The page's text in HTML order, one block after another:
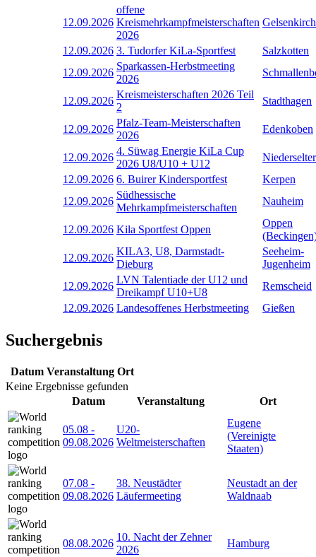
12.09.2026
offene
Kreismehrkampfmeisterschaften
2026
12.09.2026 3. Tudorfer KiLa-Sportfest
Salzkotten
12.09.2026
Sparkassen-Herbstmeeting
2026
12.09.2026
Kreismeisterschaften 2026 Teil
2
Stadthagen
12.09.2026
Pfalz-Team-Meisterschaften
2026
Edenkoben
12.09.2026
4. Süwag Energie KiLa Cup
2026 U8/U10 + U12
12.09.2026 6. Buirer Kindersportfest
Kerpen
12.09.2026
Südhessische
Mehrkampfmeisterschaften
Nauheim
12.09.2026 Kila Sportfest Oppen
Oppen
12.09.2026
KILA3, U8, Darmstadt-
Dieburg
Seeheim-
Jugenheim
12.09.2026
LVN Talentiade der U12 und
Dreikampf U10+U8
Remscheid
12.09.2026 Landesoffenes Herbstmeeting Gießen
Suchergebnis
Datum Veranstaltung Ort
Keine Ergebnisse gefunden
Datum
Veranstaltung Ort
05.08 -
09.08.2026
U20-
Weltmeisterschaften
Eugene
(Vereinigte
Staaten)
07.08 -
09.08.2026
38. Neustädter
Läufermeeting
Neustadt an der
Waldnaab
08.08.2026
10. Nacht der Zehner
2026
Hamburg